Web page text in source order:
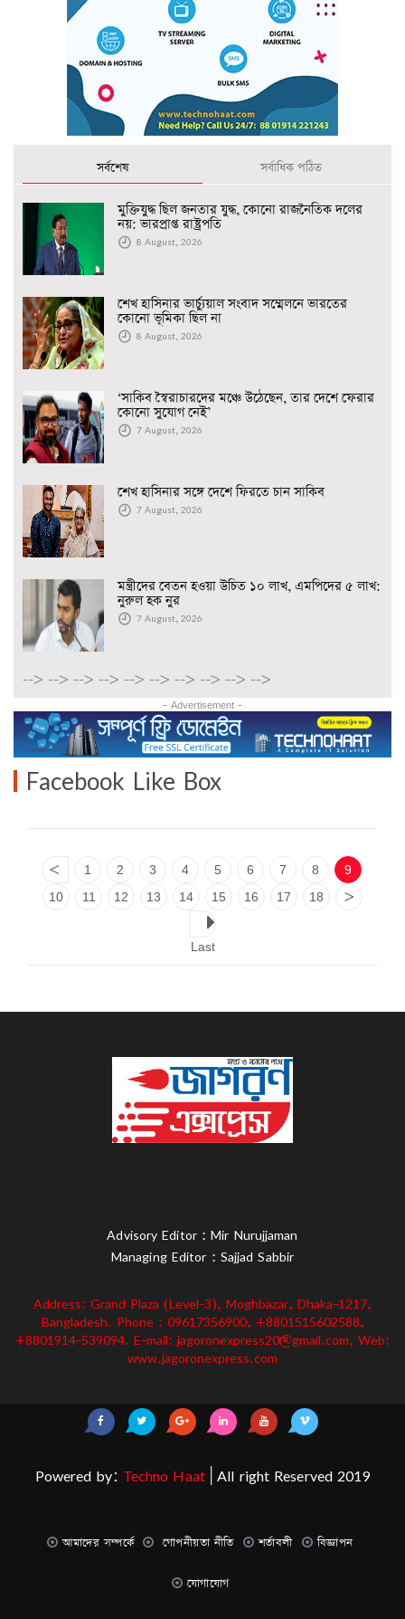
সর্বশেষ সর্বাধিক পঠিত
মুক্তিযুদ্ধ ছিল জনতার যুদ্ধ, কোনো রাজনৈতিক দলের
নয়: ভারপ্রাপ্ত রাষ্ট্রপতি
8 August, 2026
শেখ হাসিনার ভার্চ্যুয়াল সংবাদ সম্মেলনে ভারতের
কোনো ভূমিকা ছিল না
8 August, 2026
‘সাকিব স্বৈরাচারদের মঞ্চে উঠেছেন, তার দেশে ফেরার
কোনো সুযোগ নেই’
7 August, 2026
শেখ হাসিনার সঙ্গে দেশে ফিরতে চান সাকিব
7 August, 2026
মন্ত্রীদের বেতন হওয়া উচিত ১০ লাখ, এমপিদের ৫ লাখ:
নুরুল হক নুর
7 August, 2026
--> --> --> --> --> --> --> --> --> -->
- Advertisement -
Facebook Like Box
< 1 2 3 4 5 6 7 8
9
10
11 12 13 14 15 16 17 18 >
Last
Advisory Editor : Mir Nurujjaman
Managing Editor : Sajjad Sabbir
Address: Grand Plaza (Level-3), Moghbazar, Dhaka-1217,
Bangladesh. Phone : 09617356900, +8801515602588,
+8801914-539094. E-mail: jagoronexpress20@gmail.com, Web:
www.jagoronexpress.com
Powered by: Techno Haat| All right Reserved 2019
আমাদের সম্পর্কে গোপনীয়তা নীতি শর্তাবলী বিজ্ঞাপন
যোগাযোগ